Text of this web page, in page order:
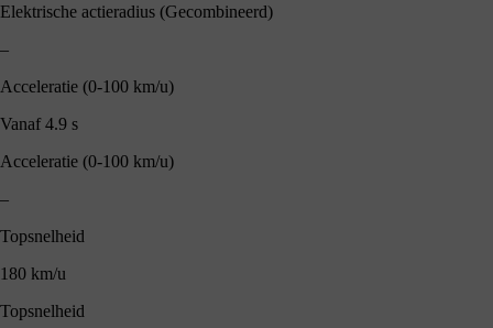
Elektrische actieradius (Gecombineerd)
–
Acceleratie (0-100 km/u)
Vanaf 4.9 s
Acceleratie (0-100 km/u)
–
Topsnelheid
180 km/u
Topsnelheid